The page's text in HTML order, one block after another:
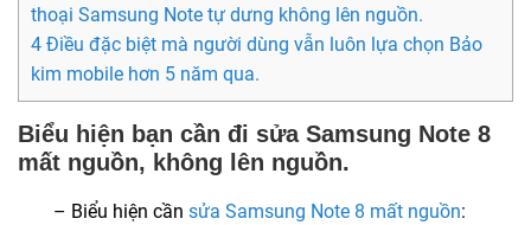
thoại Samsung Note tự dưng không lên nguồn.
4 Điều đặc biệt mà người dùng vẫn luôn lựa chọn Bảo
kim mobile hơn 5 năm qua.
Biểu hiện bạn cần đi sửa Samsung Note 8
mất nguồn, không lên nguồn.
– Biểu hiện cần sửa Samsung Note 8 mất nguồn: